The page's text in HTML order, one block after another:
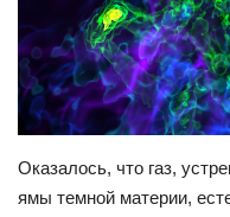
НОВОСТИ КОЛЛЕДЖ
КОЛЛЕДЖ ДЕНЬ ЗА
ГОСТЬ В СТУДИИ
Фотогалерея
Оказалось, что газ,
ямы темной материи,